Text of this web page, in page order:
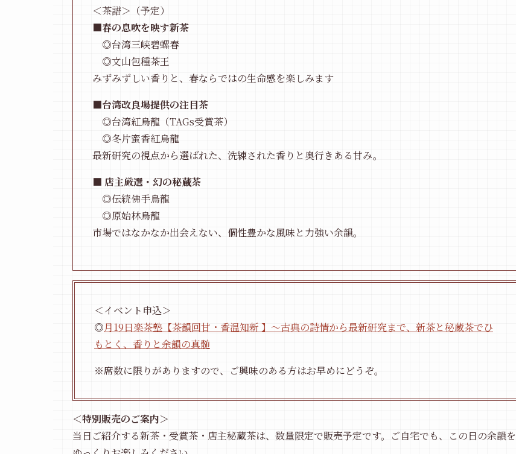
＜茶譜＞（予定）
■春の息吹を映す新茶
◎台湾三峡碧螺春
◎文山包種茶王
みずみずしい香りと、春ならではの生命感を楽しみます
■台湾改良場提供の注目茶
◎台湾紅烏龍（TAGs受賞茶）
◎冬片蜜香紅烏龍
最新研究の視点から選ばれた、洗練された香りと奥行きある甘み。
■ 店主厳選・幻の秘蔵茶
◎伝統佛手烏龍
◎原始林烏龍
市場ではなかなか出会えない、個性豊かな風味と力強い余韻。
＜イベント申込＞
◎月19日楽茶塾【茶韻回甘・香温知新 】〜古典の詩情から最新研究まで、新茶と秘蔵茶でひ
もとく、香りと余韻の真髄
※席数に限りがありますので、ご興味のある方はお早めにどうぞ。
＜特別販売のご案内＞
当日ご紹介する新茶・受賞茶・店主秘蔵茶は、数量限定で販売予定です。ご自宅でも、この日の余韻を